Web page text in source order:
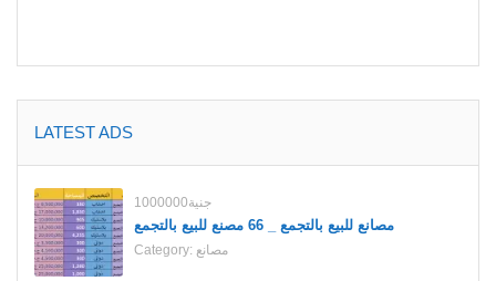
LATEST ADS
1000000جنية
مصانع للبيع بالتجمع _ 66 مصنع للبيع بالتجمع
Category: مصانع